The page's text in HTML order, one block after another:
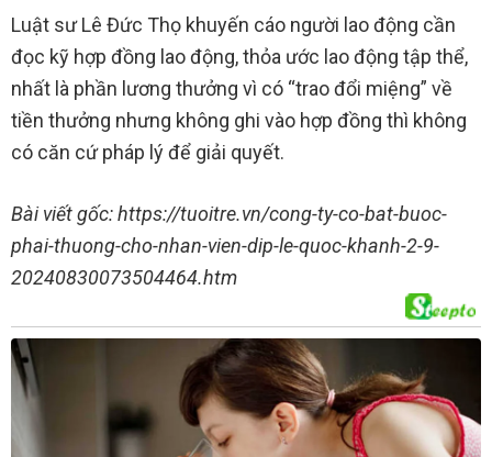
Luật sư Lê Đức Thọ khuyến cáo người lao động cần
đọc kỹ hợp đồng lao động, thỏa ước lao động tập thể,
nhất là phần lương thưởng vì có “trao đổi miệng” về
tiền thưởng nhưng không ghi vào hợp đồng thì không
có căn cứ pháp lý để giải quyết.
Bài viết gốc: https://tuoitre.vn/cong-ty-co-bat-buoc-
phai-thuong-cho-nhan-vien-dip-le-quoc-khanh-2-9-
20240830073504464.htm